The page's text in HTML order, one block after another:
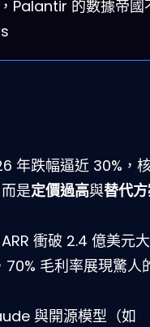
Palantir 的數據帝國
年跌幅逼近 30%，
是定價過高與替代
衝破 2.4 億美元
毛利率展現驚人
與開源模型（如